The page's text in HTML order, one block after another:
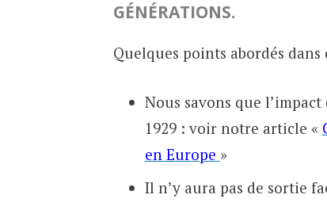
GÉNÉRATIONS.
Quelques points abordés
Nous savons que
1929 : voir notre article «
en Europe »
Il n’y aura pas de sortie